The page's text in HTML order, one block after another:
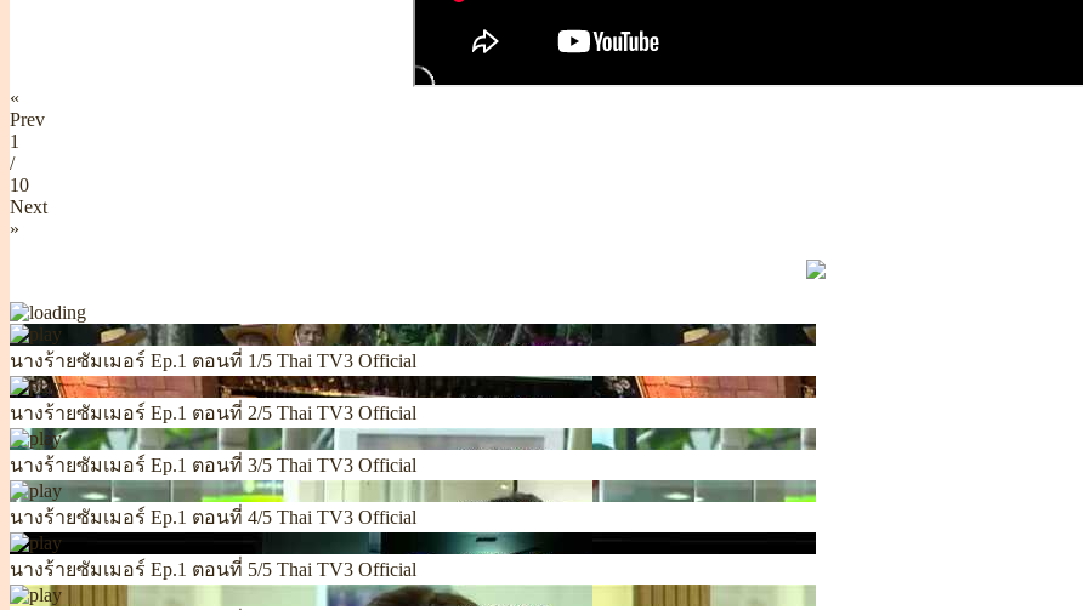
«
Prev
1
/
10
Next
»
นางร้ายซัมเมอร์ Ep.1 ตอนที่ 1/5 Thai TV3 Official
นางร้ายซัมเมอร์ Ep.1 ตอนที่ 2/5 Thai TV3 Official
นางร้ายซัมเมอร์ Ep.1 ตอนที่ 3/5 Thai TV3 Official
นางร้ายซัมเมอร์ Ep.1 ตอนที่ 4/5 Thai TV3 Official
นางร้ายซัมเมอร์ Ep.1 ตอนที่ 5/5 Thai TV3 Official